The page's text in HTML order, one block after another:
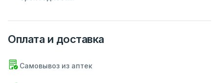
Оплата и доставка
Самовывоз из аптек